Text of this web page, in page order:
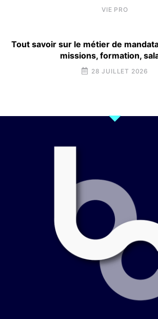
VIE PRO
Tout savoir sur le métier de
missions, formation,
28 JUILLET 2026